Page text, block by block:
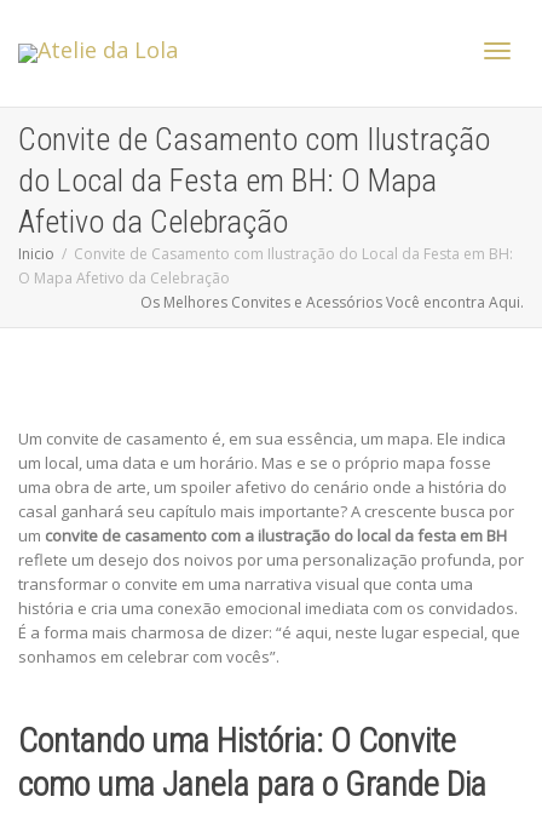
Convite de Casamento com Ilustração
do Local da Festa em BH: O Mapa
Afetivo da Celebração
Inicio
Convite de Casamento com Ilustração do Local da Festa em BH:
O Mapa Afetivo da Celebração
Os Melhores Convites e Acessórios Você encontra Aqui.
Um convite de casamento é, em sua essência, um mapa. Ele indica
um local, uma data e um horário. Mas e se o próprio mapa fosse
uma obra de arte, um spoiler afetivo do cenário onde a história do
casal ganhará seu capítulo mais importante? A crescente busca por
um convite de casamento com a ilustração do local da festa em BH
reflete um desejo dos noivos por uma personalização profunda, por
transformar o convite em uma narrativa visual que conta uma
história e cria uma conexão emocional imediata com os convidados.
É a forma mais charmosa de dizer: “é aqui, neste lugar especial, que
sonhamos em celebrar com vocês”.
Contando uma História: O Convite
como uma Janela para o Grande Dia